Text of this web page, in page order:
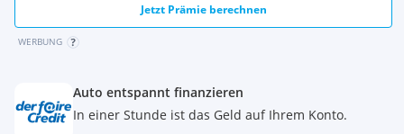
Jetzt Prämie berechnen
WERBUNG
Auto entspannt finanzieren
In einer Stunde ist das Geld auf Ihrem Konto.